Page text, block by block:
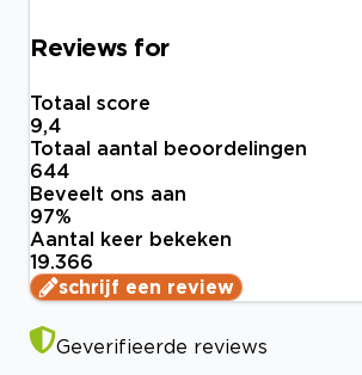
Reviews for
Totaal score
9,4
Totaal aantal beoordelingen
644
Beveelt ons aan
97%
Aantal keer bekeken
19.366
schrijf een review
Geverifieerde reviews